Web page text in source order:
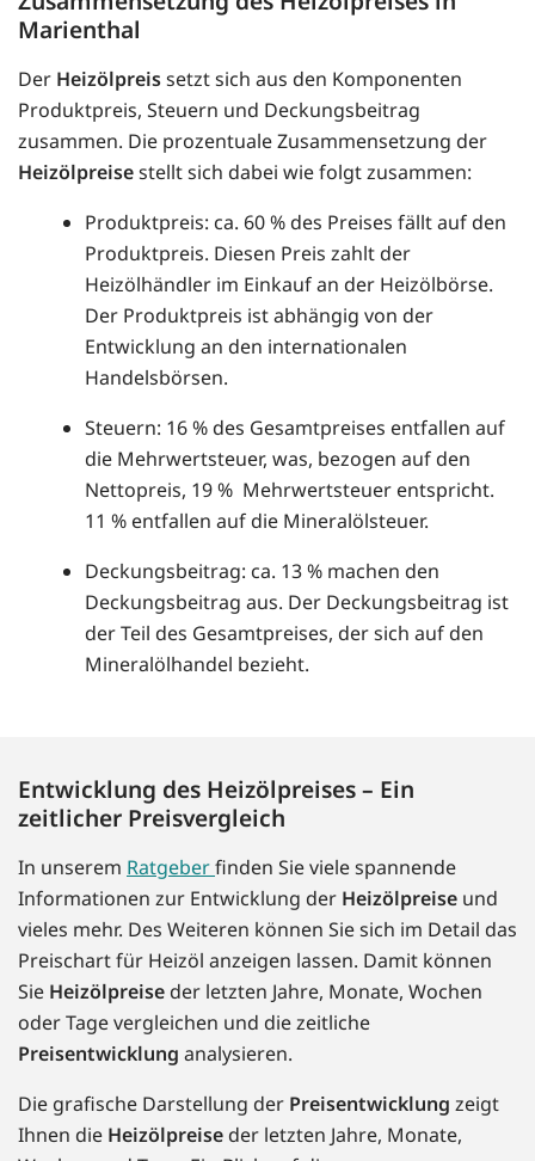
Marienthal
Der Heizölpreissetzt sich aus den Komponenten
Produktpreis, Steuern und Deckungsbeitrag
zusammen. Die prozentuale Zusammensetzung der
Heizölpreisestellt sich dabei wie folgt zusammen:
Produktpreis: ca. 60 % des Preises fällt auf den
Produktpreis. Diesen Preis zahlt der
Heizölhändler im Einkauf an der Heizölbörse.
Der Produktpreis ist abhängig von der
Entwicklung an den internationalen
Handelsbörsen.
Steuern: 16 % des Gesamtpreises entfallen auf
die Mehrwertsteuer, was, bezogen auf den
Nettopreis, 19 % Mehrwertsteuer entspricht.
11 % entfallen auf die Mineralölsteuer.
Deckungsbeitrag: ca. 13 % machen den
Deckungsbeitrag aus. Der Deckungsbeitrag ist
der Teil des Gesamtpreises, der sich auf den
Mineralölhandel bezieht.
Entwicklung des Heizölpreises – Ein
zeitlicher Preisvergleich
In unserem Ratgeberfinden Sie viele spannende
Informationen zur Entwicklung der Heizölpreise und
vieles mehr. Des Weiteren können Sie sich im Detail das
Preischart für Heizöl anzeigen lassen. Damit können
Sie Heizölpreise der letzten Jahre, Monate, Wochen
oder Tage vergleichen und die zeitliche
Preisentwicklung analysieren.
Die grafische Darstellung der Preisentwicklung zeigt
Ihnen die Heizölpreise der letzten Jahre, Monate,